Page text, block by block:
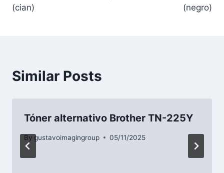
(cian)
(negro)
Similar Posts
Tóner alternativo Brother TN-225Y
By gustavoimagingroup 05/11/2025